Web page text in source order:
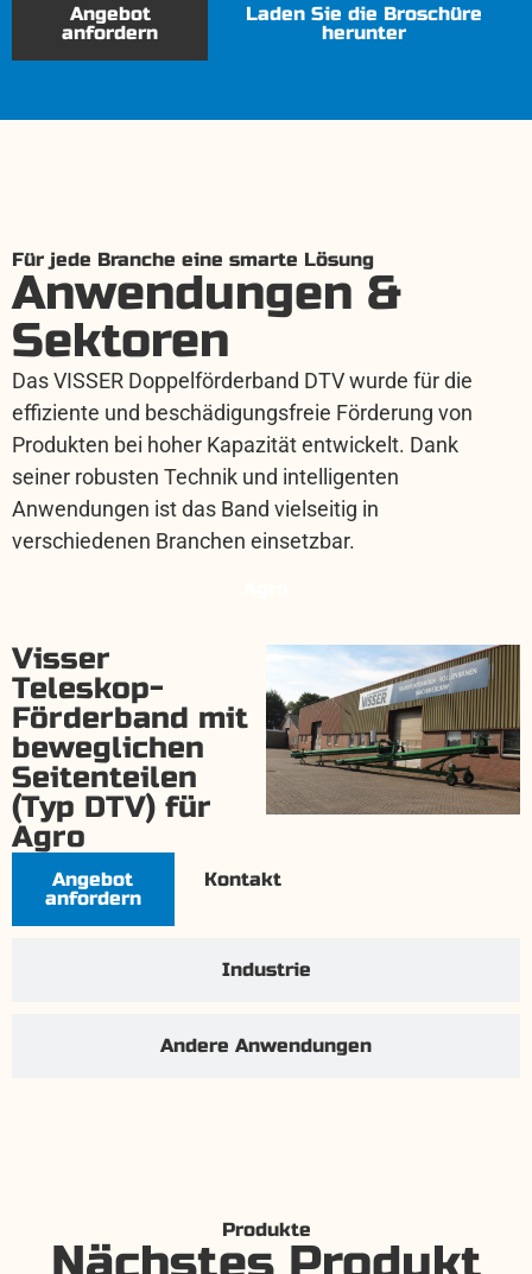
Angebot
anfordern
Laden Sie die Broschüre
herunter
Für jede Branche eine smarte Lösung
Anwendungen &
Sektoren
Das VISSER Doppelförderband DTV wurde für die
effiziente und beschädigungsfreie Förderung von
Produkten bei hoher Kapazität entwickelt. Dank
seiner robusten Technik und intelligenten
Anwendungen ist das Band vielseitig in
verschiedenen Branchen einsetzbar.
Industrie
Andere Anwendungen
Visser
Teleskop-
Förderband mit
beweglichen
Seitenteilen
(Typ DTV) für
Agro
Angebot
anfordern
Kontakt
Produkte